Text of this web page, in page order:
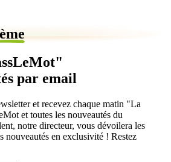
par email
et recevez chaque matin "La
et toutes les nouveautés du
notre directeur, vous dévoilera les
nouveautés en exclusivité ! Restez